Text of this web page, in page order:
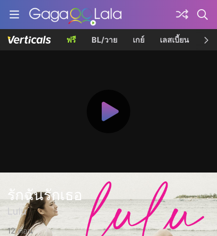
ฟรี BL/วาย เกย์ เลสเบี้ยน เค
รักฉันรักเธอ
Lulu
12 ตอน